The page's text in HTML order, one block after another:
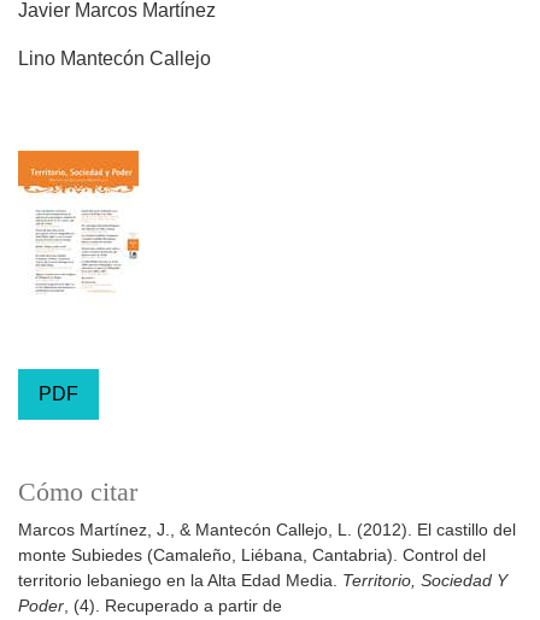
Javier Marcos Martínez
Lino Mantecón Callejo
PDF
Cómo citar
Marcos Martínez, J., & Mantecón Callejo, L. (2012). El castillo del
monte Subiedes (Camaleño, Liébana, Cantabria). Control del
territorio lebaniego en la Alta Edad Media. Territorio, Sociedad Y
Poder, (4). Recuperado a partir de